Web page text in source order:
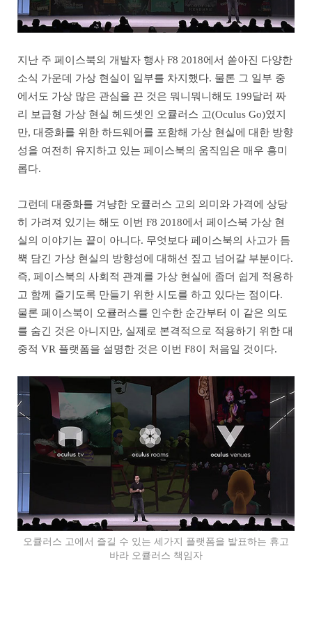
지난 주 페이스북의 개발자 행사 F8 2018에서 쏟아진 다양한
소식 가운데 가상 현실이 일부를 차지했다. 물론 그 일부 중
에서도 가상 많은 관심을 끈 것은 뭐니뭐니해도 199달러 짜
리 보급형 가상 현실 헤드셋인 오큘러스 고(Oculus Go)였지
만, 대중화를 위한 하드웨어를 포함해 가상 현실에 대한 방향
성을 여전히 유지하고 있는 페이스북의 움직임은 매우 흥미
롭다.
그런데 대중화를 겨냥한 오큘러스 고의 의미와 가격에 상당
히 가려져 있기는 해도 이번 F8 2018에서 페이스북 가상 현
실의 이야기는 끝이 아니다. 무엇보다 페이스북의 사고가 듬
뿍 담긴 가상 현실의 방향성에 대해선 짚고 넘어갈 부분이다.
즉, 페이스북의 사회적 관계를 가상 현실에 좀더 쉽게 적용하
고 함께 즐기도록 만들기 위한 시도를 하고 있다는 점이다.
물론 페이스북이 오큘러스를 인수한 순간부터 이 같은 의도
를 숨긴 것은 아니지만, 실제로 본격적으로 적용하기 위한 대
중적 VR 플랫폼을 설명한 것은 이번 F8이 처음일 것이다.
오큘러스 고에서 즐길 수 있는 세가지 플랫폼을 발표하는 휴고
바라 오큘러스 책임자